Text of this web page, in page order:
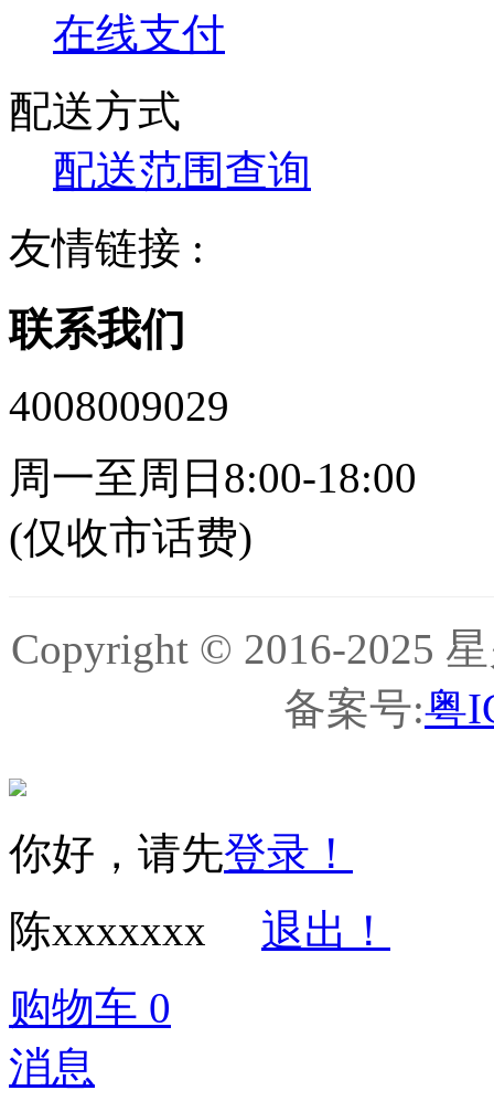
在线支付
配送方式
配送范围查询
友情链接 :
联系我们
4008009029
周一至周日8:00-18:00
(仅收市话费)
Copyright © 2016-2025
备案号:粤
你好，请先登录！
陈xxxxxxx
退出！
购物车 0
消息